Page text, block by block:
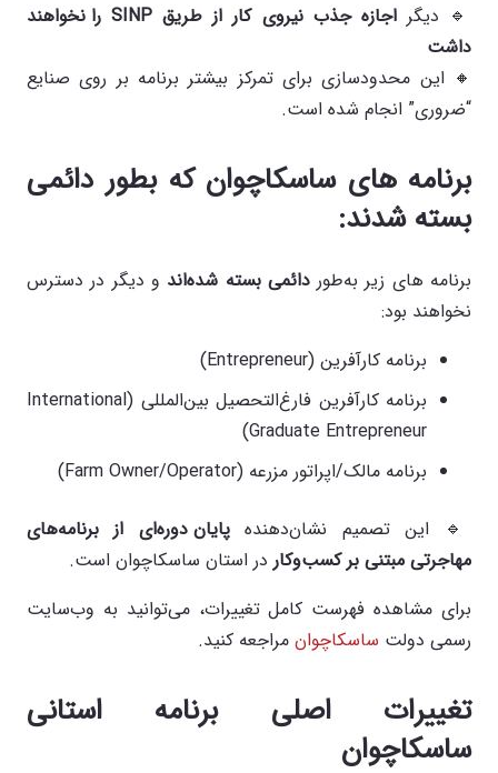
🔹 دیگراجازه جذب نیروی کار از طریقSINP
را نخواهند
داشت
🔸 این محدودسازی برای تمرکز بیشتر برنامه بر روی صنایع
“ضروری” انجام شده است.
برنامه های ساسکاچوان که بطور دائمی
بسته شدند:
برنامه های زیر به‌طوردائمی بسته شده‌اند و دیگر در دسترس
نخواهند بود:
برنامه کارآفرین (Entrepreneur)
برنامه کارآفرین فارغ‌التحصیل بین‌المللی (International
Graduate Entrepreneur)
برنامه مالک/اپراتور مزرعه (Farm Owner/Operator)
🔹 این تصمیم نشان‌دهندهپایان دوره‌ای از برنامه‌های
مهاجرتی مبتنی بر کسب‌وکار در استان ساسکاچوان است.
برای مشاهده فهرست کامل تغییرات، می‌توانید به وب‌سایت
رسمی دولت ساسکاچوان مراجعه کنید.
تغییرات اصلی برنامه استانی
ساسکاچوان